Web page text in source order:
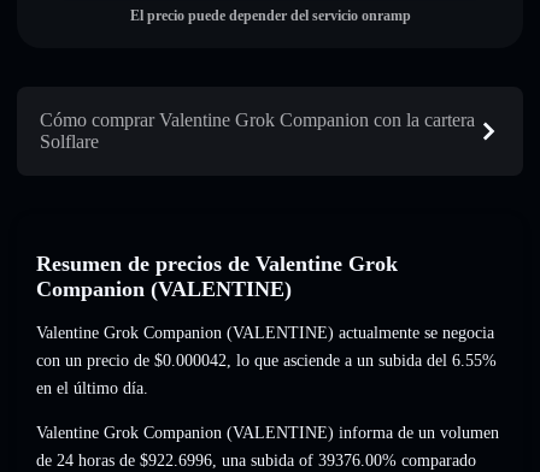
El precio puede depender del servicio onramp
Cómo comprar Valentine Grok Companion con la cartera
Solflare
Resumen de precios de Valentine Grok
Companion (VALENTINE)
Valentine Grok Companion (VALENTINE) actualmente se negocia
con un precio de $0.000042, lo que asciende a un subida del 6.55%
en el último día.
Valentine Grok Companion (VALENTINE) informa de un volumen
de 24 horas de $922.6996, una subida of 39376.00% comparado